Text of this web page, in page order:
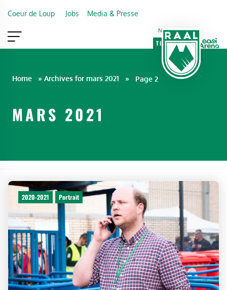
Coeur de Loup Jobs Media & Presse
Newsletter
TICKETING
VIP
FAN SHOP
MARS 2021
Home » Archives for mars 2021 » Page 2
2020-2021 Portrait